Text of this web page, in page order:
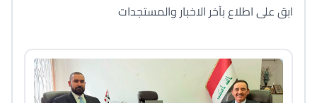
ابق على اطلاع بآخر الاخبار والمستجدات